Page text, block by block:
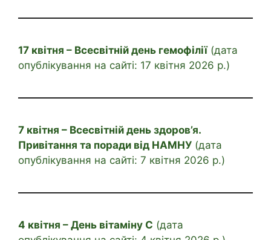
17 квітня – Всесвітній день гемофілії(дата
опублікування на сайті: 17 квітня 2026 р.)
7 квітня – Всесвітній день здоров’я.
Привітання та поради від НАМНУ (дата
опублікування на сайті: 7 квітня 2026 р.)
4 квітня – День вітаміну С (дата